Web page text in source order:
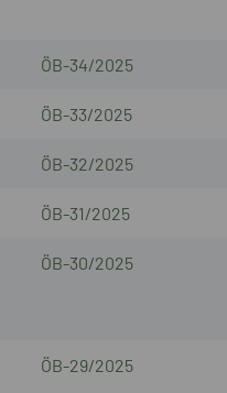
ÖB-34/2025
ÖB-33/2025
ÖB-32/2025
ÖB-31/2025
ÖB-30/2025
ÖB-29/2025